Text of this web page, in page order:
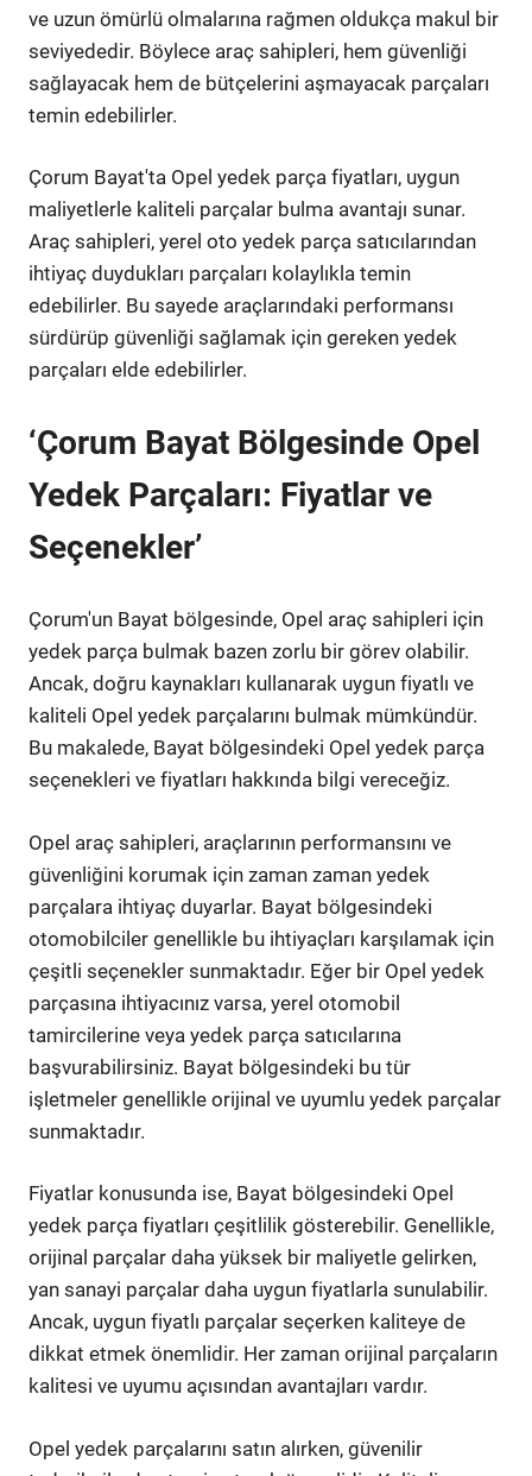
ve uzun ömürlü olmalarına rağmen oldukça makul bir
seviyededir. Böylece araç sahipleri, hem güvenliği
sağlayacak hem de bütçelerini aşmayacak parçaları
temin edebilirler.
Çorum Bayat'ta Opel yedek parça fiyatları, uygun
maliyetlerle kaliteli parçalar bulma avantajı sunar.
Araç sahipleri, yerel oto yedek parça satıcılarından
ihtiyaç duydukları parçaları kolaylıkla temin
edebilirler. Bu sayede araçlarındaki performansı
sürdürüp güvenliği sağlamak için gereken yedek
parçaları elde edebilirler.
‘Çorum Bayat Bölgesinde Opel
Yedek Parçaları: Fiyatlar ve
Seçenekler’
Çorum'un Bayat bölgesinde, Opel araç sahipleri için
yedek parça bulmak bazen zorlu bir görev olabilir.
Ancak, doğru kaynakları kullanarak uygun fiyatlı ve
kaliteli Opel yedek parçalarını bulmak mümkündür.
Bu makalede, Bayat bölgesindeki Opel yedek parça
seçenekleri ve fiyatları hakkında bilgi vereceğiz.
Opel araç sahipleri, araçlarının performansını ve
güvenliğini korumak için zaman zaman yedek
parçalara ihtiyaç duyarlar. Bayat bölgesindeki
otomobilciler genellikle bu ihtiyaçları karşılamak için
çeşitli seçenekler sunmaktadır. Eğer bir Opel yedek
parçasına ihtiyacınız varsa, yerel otomobil
tamircilerine veya yedek parça satıcılarına
başvurabilirsiniz. Bayat bölgesindeki bu tür
işletmeler genellikle orijinal ve uyumlu yedek parçalar
sunmaktadır.
Fiyatlar konusunda ise, Bayat bölgesindeki Opel
yedek parça fiyatları çeşitlilik gösterebilir. Genellikle,
orijinal parçalar daha yüksek bir maliyetle gelirken,
yan sanayi parçalar daha uygun fiyatlarla sunulabilir.
Ancak, uygun fiyatlı parçalar seçerken kaliteye de
dikkat etmek önemlidir. Her zaman orijinal parçaların
kalitesi ve uyumu açısından avantajları vardır.
Opel yedek parçalarını satın alırken, güvenilir